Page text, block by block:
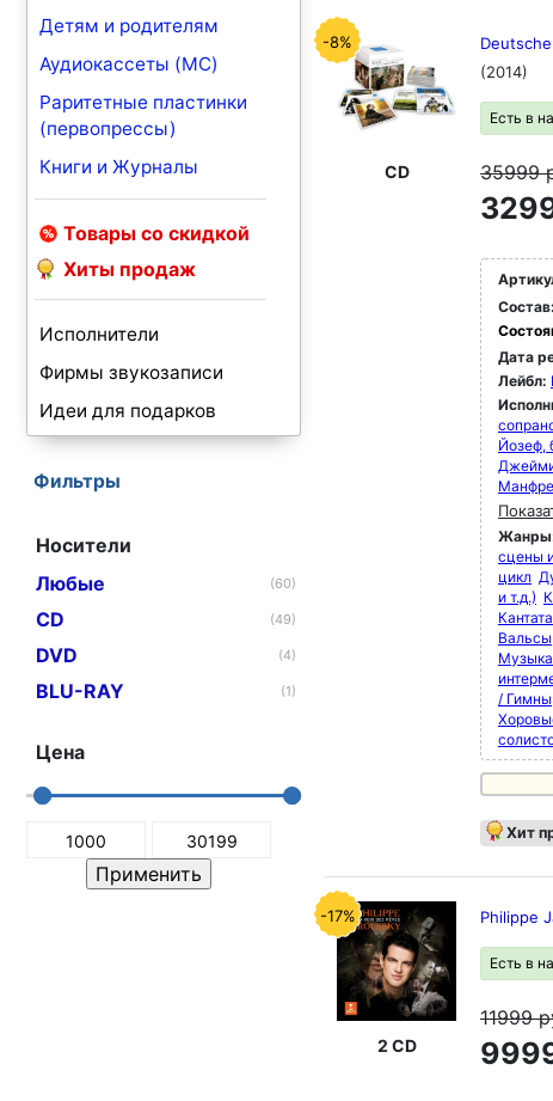
Детям и родителям
Аудиокассеты (MC)
Раритетные пластинки
(первопрессы)
Книги и Журналы
Товары со скидкой
Хиты продаж
Исполнители
Фирмы звукозаписи
Идеи для подарков
Фильтры
Носители
Любые
(60)
CD (49)
DVD (4)
BLU-RAY (1)
Цена
-8%
CD
(2014)
Есть в
35999
Состав:
Дата
Лейбл:
Йозеф,
сцены
цикл
и т.д.)
Кантата
Музыка
/ Гимны
Хит
-17%
2 CD
Philippe
Есть в
11999